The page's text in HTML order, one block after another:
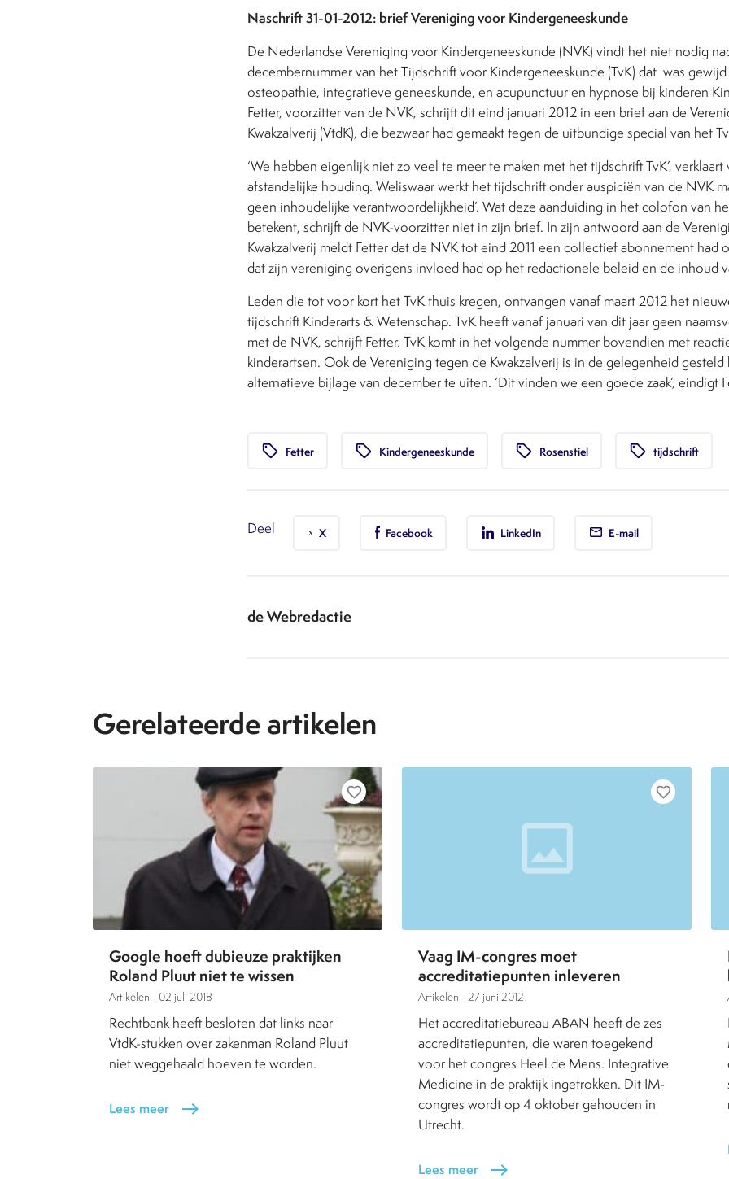
Naschrift 31-01-2012: brief Vereniging voor Kindergeneeskunde
De Nederlandse Vereniging voor Kindergeneeskunde (NVK) vindt het niet nodig
decembernummer van het Tijdschrift voor Kindergeneeskunde (TvK) dat was gewijd
osteopathie, integratieve geneeskunde, en acupunctuur en hypnose bij kinderen
Fetter, voorzitter van de NVK, schrijft dit eind januari 2012 in een brief aan de
Kwakzalverij (VtdK), die bezwaar had gemaakt tegen de uitbundige special van het
‘We hebben eigenlijk niet zo veel te meer te maken met het tijdschrift TvK’,
afstandelijke houding. Weliswaar werkt het tijdschrift onder auspiciën van de NVK
geen inhoudelijke verantwoordelijkheid’. Wat deze aanduiding in het colofon van
betekent, schrijft de NVK-voorzitter niet in zijn brief. In zijn antwoord aan de
Kwakzalverij meldt Fetter dat de NVK tot eind 2011 een collectief abonnement had
dat zijn vereniging overigens invloed had op het redactionele beleid en de inhoud
Leden die tot voor kort het TvK thuis kregen, ontvangen vanaf maart 2012 het
tijdschrift Kinderarts & Wetenschap. TvK heeft vanaf januari van dit jaar geen
met de NVK, schrijft Fetter. TvK komt in het volgende nummer bovendien met
kinderartsen. Ook de Vereniging tegen de Kwakzalverij is in de gelegenheid gesteld
alternatieve bijlage van december te uiten. ‘Dit vinden we een goede zaak’, eindigt
local_offer Fetter local_offer Kindergeneeskunde local_offer Rosenstiel local_offer tijdschrift
Deel X Facebook LinkedIn E-mail
de Webredactie
Gerelateerde artikelen
favorite_border
Google hoeft dubieuze praktijken
Roland Pluut niet te wissen
Artikelen - 02 juli 2018
Rechtbank heeft besloten dat links naar
VtdK-stukken over zakenman Roland Pluut
niet weggehaald hoeven te worden.
Lees meer east
favorite_border
Vaag IM-congres moet
accreditatiepunten inleveren
Artikelen - 27 juni 2012
Het accreditatiebureau ABAN heeft de zes
accreditatiepunten, die waren toegekend
voor het congres Heel de Mens. Integrative
Medicine in de praktijk ingetrokken. Dit IM-
congres wordt op 4 oktober gehouden in
Utrecht.
Lees meer east